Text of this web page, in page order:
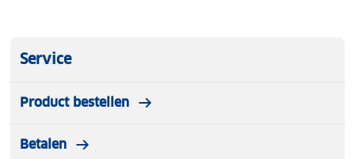
Service
Product bestellen
Betalen